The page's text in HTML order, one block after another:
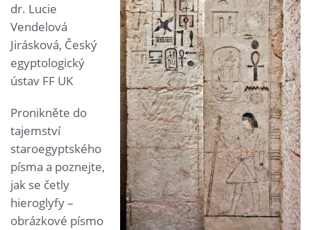
dr. Lucie
Vendelová
Jirásková, Český
egyptologický
ústav FF UK
Pronikněte do
tajemství
staroegyptského
písma a poznejte,
jak se četly
hieroglyfy –
obrázkové písmo